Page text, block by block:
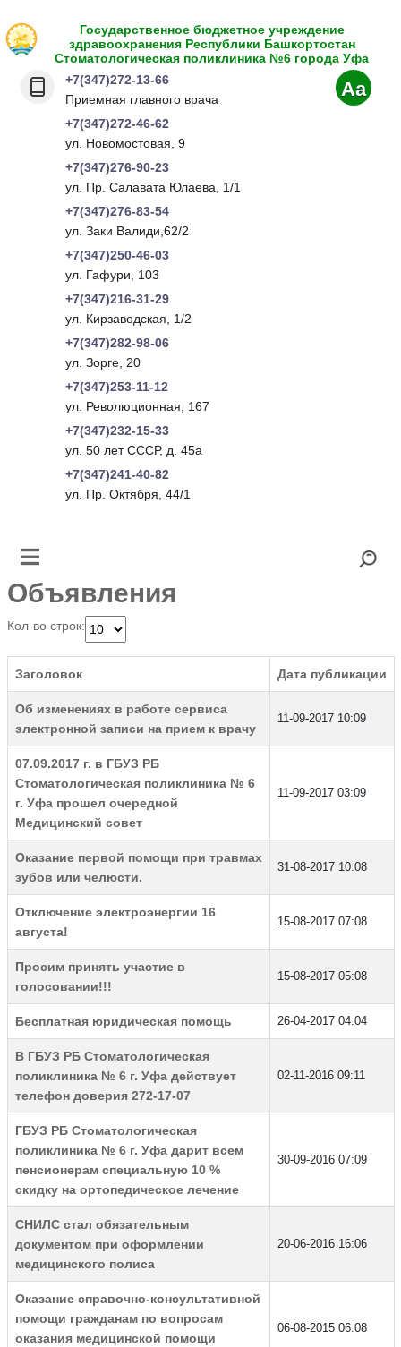
Государственное бюджетное учреждение
здравоохранения Республики Башкортостан
Стоматологическая поликлиника №6 города Уфа
+7(347)272-13-66
Приемная главного врача
+7(347)272-46-62
ул. Новомостовая, 9
+7(347)276-90-23
ул. Пр. Салавата Юлаева, 1/1
+7(347)276-83-54
ул. Заки Валиди,62/2
+7(347)250-46-03
ул. Гафури, 103
+7(347)216-31-29
ул. Кирзаводская, 1/2
+7(347)282-98-06
ул. Зорге, 20
+7(347)253-11-12
ул. Революционная, 167
+7(347)232-15-33
ул. 50 лет СССР, д. 45а
+7(347)241-40-82
ул. Пр. Октября, 44/1
Aa
Объявления
Кол-во строк:
Заголовок Дата публикации
Об изменениях в работе сервиса
электронной записи на прием к врачу
11-09-2017 10:09
07.09.2017 г. в ГБУЗ РБ
Стоматологическая поликлиника № 6
г. Уфа прошел очередной
Медицинский совет
11-09-2017 03:09
Оказание первой помощи при травмах
зубов или челюсти.
31-08-2017 10:08
Отключение электроэнергии 16
августа!
15-08-2017 07:08
Просим принять участие в
голосовании!!!
15-08-2017 05:08
Бесплатная юридическая помощь 26-04-2017 04:04
В ГБУЗ РБ Стоматологическая
поликлиника № 6 г. Уфа действует
телефон доверия 272-17-07
02-11-2016 09:11
ГБУЗ РБ Стоматологическая
поликлиника № 6 г. Уфа дарит всем
пенсионерам специальную 10 %
скидку на ортопедическое лечение
30-09-2016 07:09
СНИЛС стал обязательным
документом при оформлении
медицинского полиса
20-06-2016 16:06
Оказание справочно-консультативной
помощи гражданам по вопросам
оказания медицинской помощи
06-08-2015 06:08